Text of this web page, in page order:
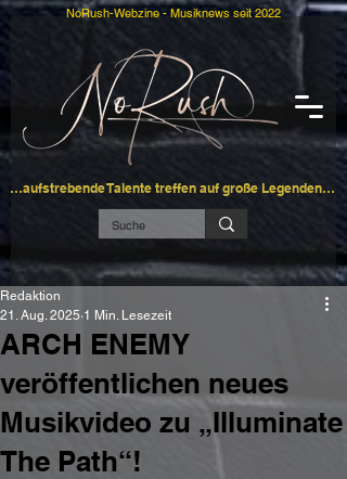
…aufstrebende Talente treffen auf große Legenden…
NoRush-Webzine - Musiknews seit 2022
ARCH ENEMY
veröffentlichen neues
Musikvideo zu „Illuminate
The Path“!
Redaktion
21. Aug. 2025 1 Min. Lesezeit